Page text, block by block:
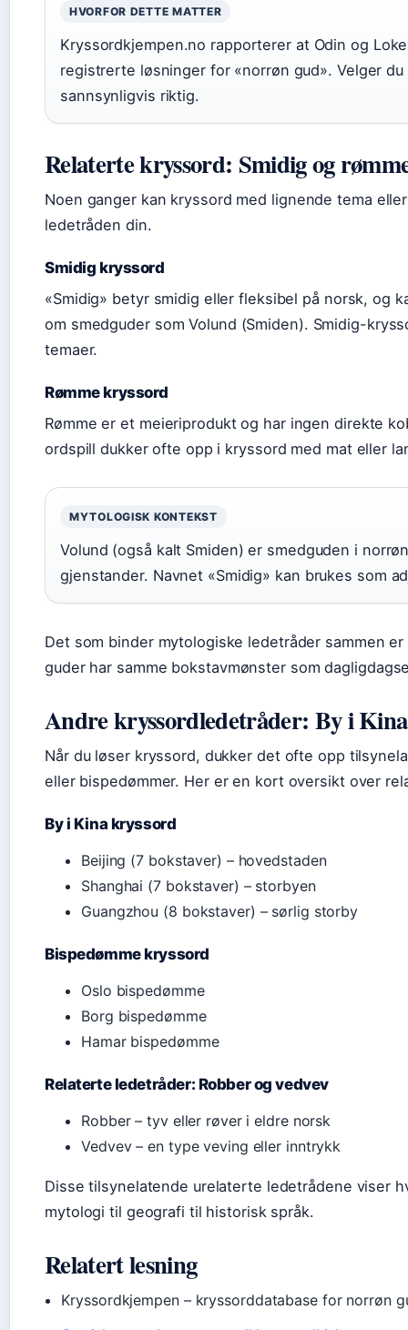
HVORFOR DETTE MATTER
Kryssordkjempen.no rapporterer at Odin og
registrerte løsninger for «norrøn gud». Velger
sannsynligvis riktig.
Relaterte kryssord: Smidig og
Noen ganger kan kryssord med lignende tema
ledetråden din.
Smidig kryssord
«Smidig» betyr smidig eller fleksibel på norsk, og
om smedguder som Volund (Smiden). Smidig-
temaer.
Rømme kryssord
Rømme er et meieriprodukt og har ingen direkte
ordspill dukker ofte opp i kryssord med mat eller
MYTOLOGISK KONTEKST
Volund (også kalt Smiden) er smedguden i
gjenstander. Navnet «Smidig» kan brukes som
Det som binder mytologiske ledetråder sammen
guder har samme bokstavmønster som
Andre kryssordledetråder: By i
Når du løser kryssord, dukker det ofte opp
eller bispedømmer. Her er en kort oversikt over
By i Kina kryssord
Beijing (7 bokstaver) – hovedstaden
Shanghai (7 bokstaver) – storbyen
Guangzhou (8 bokstaver) – sørlig storby
Bispedømme kryssord
Oslo bispedømme
Borg bispedømme
Hamar bispedømme
Relaterte ledetråder: Robber og vedvev
Robber – tyv eller røver i eldre norsk
Vedvev – en type veving eller inntrykk
Disse tilsynelatende urelaterte ledetrådene viser
mytologi til geografi til historisk språk.
Relatert lesning
Kryssordkjempen – kryssorddatabase for norrøn